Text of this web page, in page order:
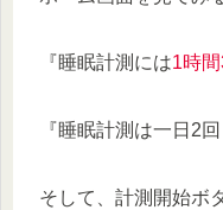
『睡眠計測には1時
『睡眠計測は一日2回
そして、計測開始ボ